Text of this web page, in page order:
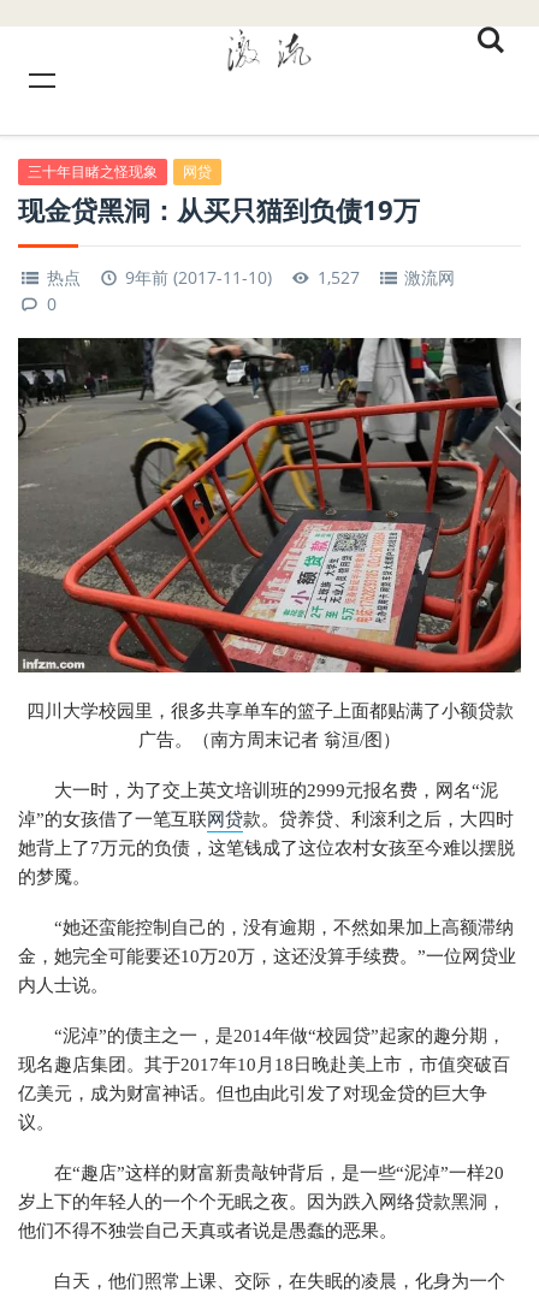
三十年目睹之怪现象 网贷
现金贷黑洞：从买只猫到负债19万
热点 9年前 (2017-11-10) 1,527
激流网
0
四川大学校园里，很多共享单车的篮子上面都贴满了小额贷款
广告。（南方周末记者 翁洹/图）
大一时，为了交上英文培训班的2999元报名费，网名“泥
淖”的女孩借了一笔互联网贷款。贷养贷、利滚利之后，大四时
她背上了7万元的负债，这笔钱成了这位农村女孩至今难以摆脱
的梦魇。
“她还蛮能控制自己的，没有逾期，不然如果加上高额滞纳
金，她完全可能要还10万20万，这还没算手续费。”一位网贷业
内人士说。
“泥淖”的债主之一，是2014年做“校园贷”起家的趣分期，
现名趣店集团。其于2017年10月18日晚赴美上市，市值突破百
亿美元，成为财富神话。但也由此引发了对现金贷的巨大争
议。
在“趣店”这样的财富新贵敲钟背后，是一些“泥淖”一样20
岁上下的年轻人的一个个无眠之夜。因为跌入网络贷款黑洞，
他们不得不独尝自己天真或者说是愚蠢的恶果。
白天，他们照常上课、交际，在失眠的凌晨，化身为一个